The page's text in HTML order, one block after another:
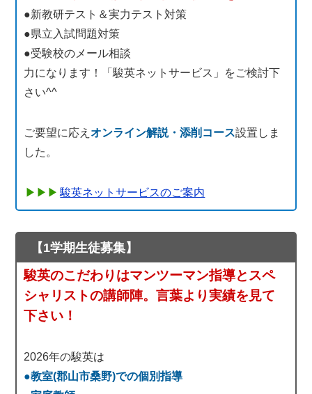
●新教研テスト＆実力テスト対策
●県立入試問題対策
●受験校のメール相談
力になります！「駿英ネットサービス」をご検討下
さい^^
ご要望に応えオンライン解説・添削コース設置しま
した。
駿英ネットサービスのご案内
【1学期生徒募集】
駿英のこだわりはマンツーマン指導とスペ
シャリストの講師陣。言葉より実績を見て
下さい！
2026年の駿英は
●教室(郡山市桑野)での個別指導